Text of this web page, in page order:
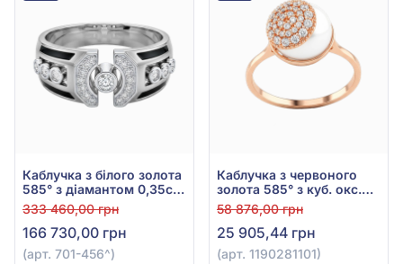
Каблучка з білого золота
585° з діамантом 0,35ct,
арт. 701-456
333 460,00 грн
166 730,00 грн
(арт. 701-456^)
Каблучка з червоного
золота 585° з куб. окс.
цирконію та перлами,
арт. 1190281101
58 876,00 грн
25 905,44 грн
(арт. 1190281101)